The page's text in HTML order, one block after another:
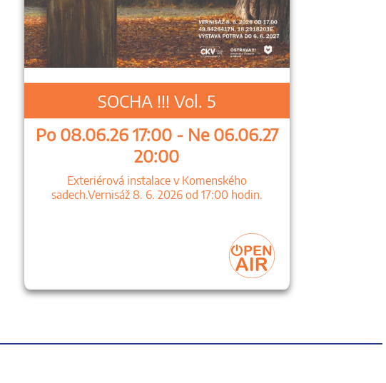
SOCHA !!! Vol. 5
Po 08.06.26 17:00 - Ne 06.06.27
20:00
Exteriérová instalace v Komenského
sadech.Vernisáž 8. 6. 2026 od 17:00 hodin.